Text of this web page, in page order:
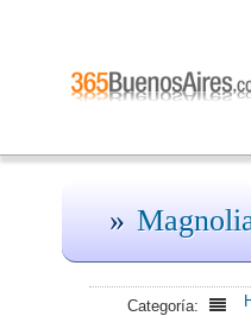
Categoría: